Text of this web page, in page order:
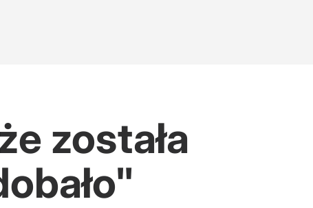
została